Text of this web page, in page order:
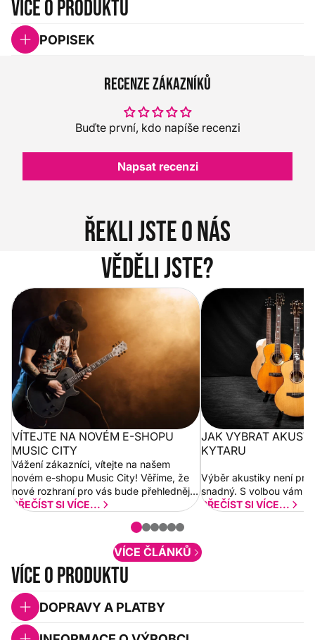
Více o produktu
POPISEK
Recenze zákazníků
Buďte první, kdo napíše recenzi
Napsat recenzi
Řekli jste o nás
Věděli jste?
Vítejte na novém e-shopu Music
City
VÍTEJTE NA NOVÉM E-SHOPU
MUSIC CITY
Vážení zákazníci, vítejte na našem
novém e-shopu Music City! Věříme, že
nové rozhraní pro vás bude přehlednější
a rychlejší. Postupně budeme přidávat
PŘEČÍST SI VÍCE...
Jak vybrat
JAK VYBRAT
KYTARU
Výběr akustiky není pro
snadný. S volbou vám
PŘEČÍST SI VÍCE...
VÍCE ČLÁNKŮ
Více o produktu
DOPRAVY A PLATBY